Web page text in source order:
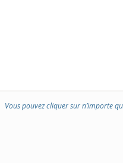
Vous pouvez cliquer sur n’importe